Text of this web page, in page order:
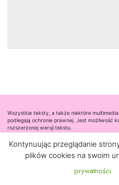
Wszystkie teksty, a także niektóre
podlegają ochronie prawnej. Jest możliwość
rozszerzonej wersji tekstu.
Współpraca
Kontakt
Kontynuując przeglądanie
plików cookies na swoim
prywatności